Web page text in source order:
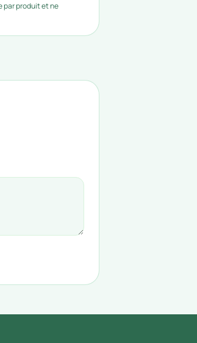
par produit et ne